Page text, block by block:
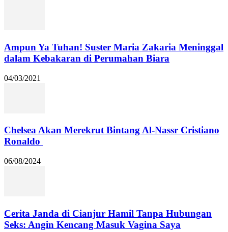
Ampun Ya Tuhan! Suster Maria Zakaria Meninggal
dalam Kebakaran di Perumahan Biara
04/03/2021
Chelsea Akan Merekrut Bintang Al-Nassr Cristiano
Ronaldo
06/08/2024
Cerita Janda di Cianjur Hamil Tanpa Hubungan
Seks: Angin Kencang Masuk Vagina Saya